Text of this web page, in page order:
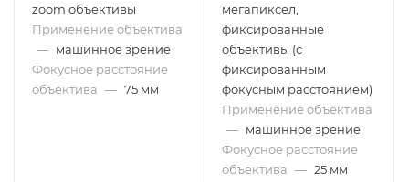
zoom объективы
Применение объектива
— машинное зрение
Фокусное расстояние
объектива — 75 мм
мегапиксел,
фиксированные
объективы (с
фиксированным
фокусным расстоянием)
Применение объектива
— машинное зрение
Фокусное расстояние
объектива — 25 мм